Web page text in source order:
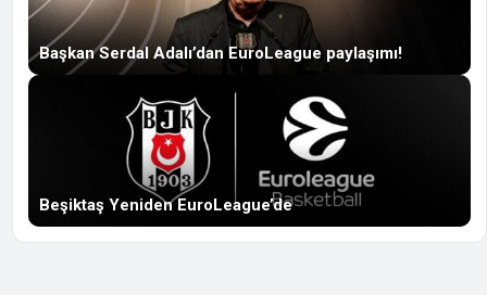
Başkan Serdal Adalı’dan EuroLeague paylaşımı!
Beşiktaş Yeniden EuroLeague’de